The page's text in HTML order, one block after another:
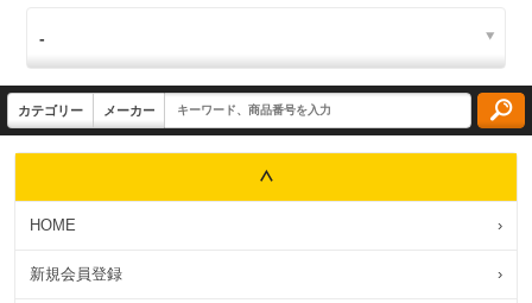
HOME ›
新規会員登録 ›